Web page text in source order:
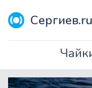
Сергиев.ru